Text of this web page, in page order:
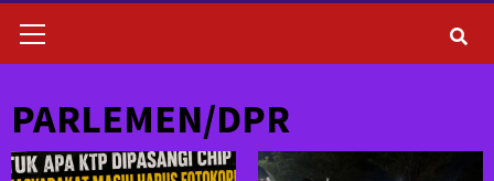
Menu
PARLEMEN/DPR